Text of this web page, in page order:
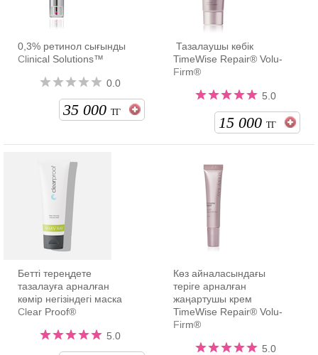
0,3% ретинол сығынды
Clinical Solutions™
0.0
35 000 ТГ
Тазалаушы көбік
TimeWise Repair® Volu-
Firm®
5.0
15 000 ТГ
Бетті тереңдете
тазалауға арналған
көмір негізіндегі маска
Clear Proof®
5.0
Көз айналасындағы
теріге арналған
жаңартушы крем
TimeWise Repair® Volu-
Firm®
5.0